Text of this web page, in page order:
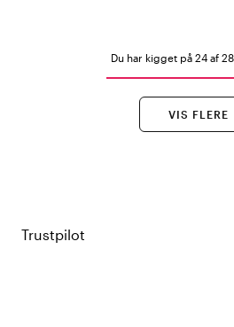
Du har kigget på 24 af
VIS FLERE
Trustpilot